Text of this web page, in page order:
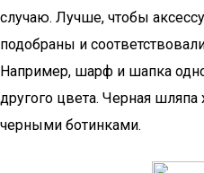
случаю. Лучше, чтобы
подобраны и
Например, шарф и шапка
другого цвета. Черная шляпа
черными ботинками.